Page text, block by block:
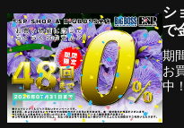
シ
で
期
お
中！